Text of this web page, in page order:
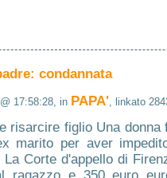
condannata
17:58:28, in PAPA' , linkato
risarcire figlio Una
marito per aver
La Corte d'appello di